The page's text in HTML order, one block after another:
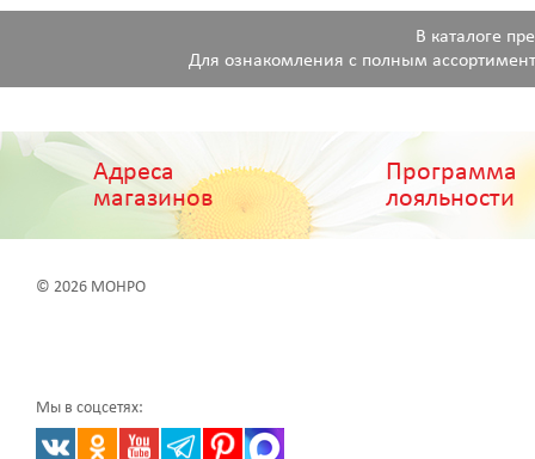
В каталоге
Для ознакомления с полным
Адреса
магазинов
Программа
лояльности
© 2026 МОНРО
Мы в соцсетях: